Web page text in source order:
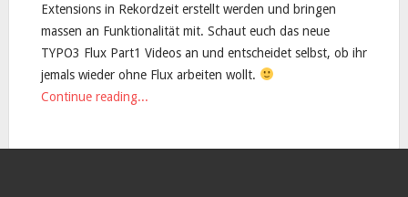
Extensions in Rekordzeit erstellt werden und bringen
massen an Funktionalität mit. Schaut euch das neue
TYPO3 Flux Part1 Videos an und entscheidet selbst, ob ihr
jemals wieder ohne Flux arbeiten wollt.
Continue reading...